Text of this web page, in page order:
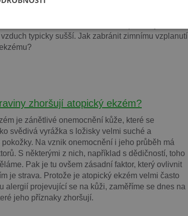
kožním onemocněním. Typickou součástí této
typicky sušší. Jak zabránit zimnímu vzplanutí
zhoršují atopický ekzém?
je zánětlivé onemocnění kůže, které se
svědivá vyrážka s ložisky velmi suché a
Na vznik onemocnění i jeho průběh má
S některými z nich, například s dědičností, toho
Pak je tu ovšem zásadní faktor, který ovlivnit
je strava. Protože je atopický ekzém velmi často
alergií projevující se na kůži, zaměříme se dnes na
jeho příznaky zhoršují.